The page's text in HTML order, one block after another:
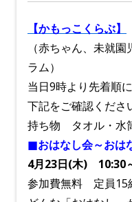
【かもっこくらぶ】
（赤ちゃん、未就
ラム）
当日9時より先着順
下記をご確認くださ
持ち物 タオル・水
■おはなし会～おは
4月23日(木) 10:30
参加費無料 定員15